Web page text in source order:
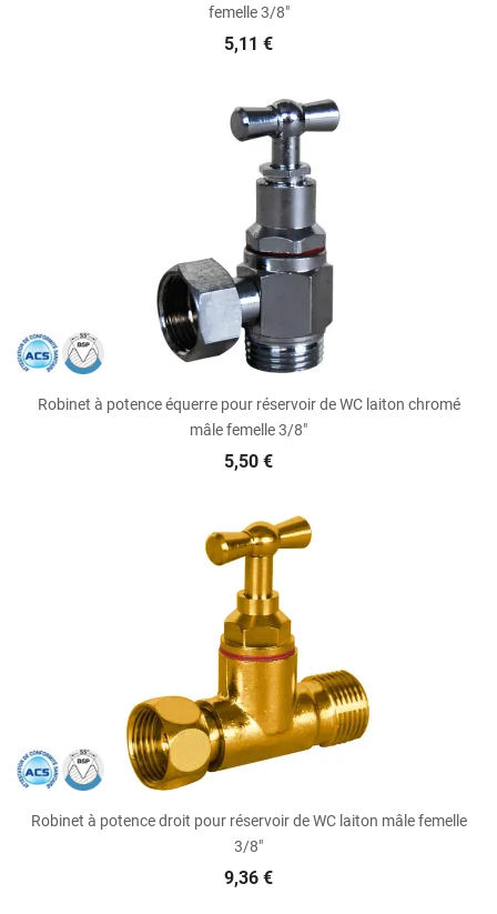
femelle 3/8"
5,11 €
Robinet à potence équerre pour réservoir de WC laiton chromé
mâle femelle 3/8"
5,50 €
Robinet à potence droit pour réservoir de WC laiton mâle femelle
3/8"
9,36 €